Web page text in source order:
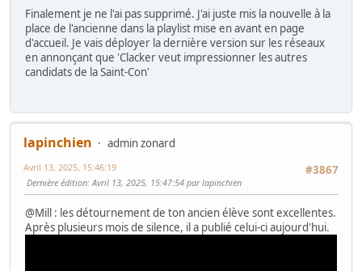
Finalement je ne l'ai pas supprimé. J'ai juste mis la nouvelle à la
place de l'ancienne dans la playlist mise en avant en page
d'accueil. Je vais déployer la dernière version sur les réseaux
en annonçant que 'Clacker veut impressionner les autres
candidats de la Saint-Con'
lapinchien
admin zonard
#3867
Avril 13, 2025, 15:46:19
Dernière édition: Avril 13, 2025, 15:47:54 par lapinchien
@Mill : les détournement de ton ancien élève sont excellentes.
Après plusieurs mois de silence, il a publié celui-ci aujourd'hui.